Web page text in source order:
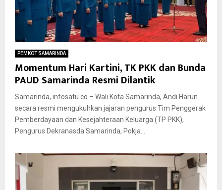
PEMKOT SAMARINDA
Momentum Hari Kartini, TK PKK dan Bunda
PAUD Samarinda Resmi Dilantik
Samarinda, infosatu.co – Wali Kota Samarinda, Andi Harun
secara resmi mengukuhkan jajaran pengurus Tim Penggerak
Pemberdayaan dan Kesejahteraan Keluarga (TP PKK),
Pengurus Dekranasda Samarinda, Pokja...